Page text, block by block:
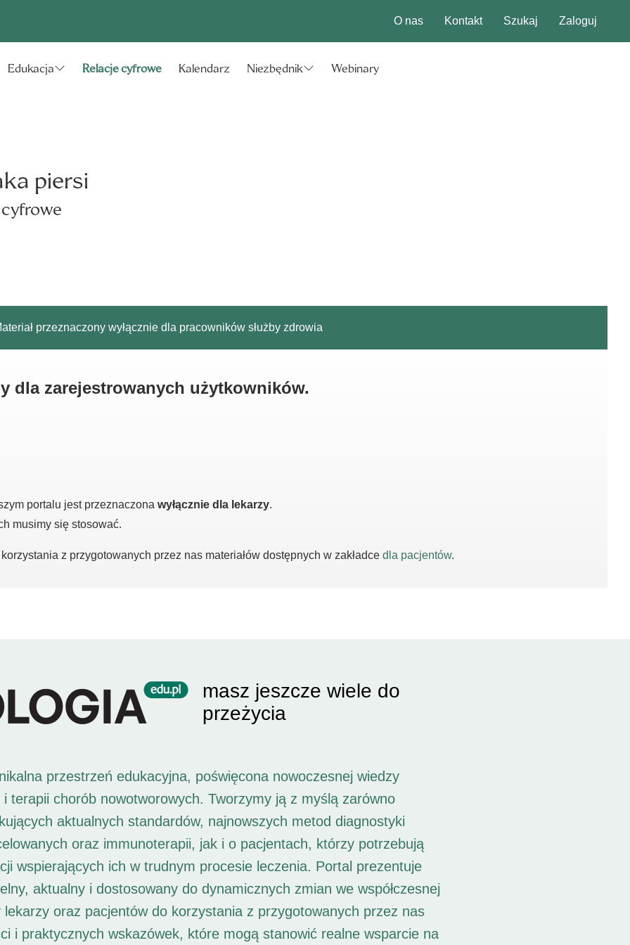
O nas Kontakt Szukaj Zaloguj
Edukacja Relacje cyfrowe Kalendarz Niezbędnik Webinary
piersi
przeznaczony wyłącznie dla pracowników służby zdrowia
dla zarejestrowanych użytkowników.
portalu jest przeznaczona wyłącznie dla lekarzy.
musimy się stosować.
z przygotowanych przez nas materiałów dostępnych w zakładce dla pacjentów.
masz jeszcze wiele do
przeżycia
przestrzeń edukacyjna, poświęcona nowoczesnej wiedzy
terapii chorób nowotworowych. Tworzymy ją z myślą zarówno
aktualnych standardów, najnowszych metod diagnostyki
oraz immunoterapii, jak i o pacjentach, którzy potrzebują
wspierających ich w trudnym procesie leczenia. Portal prezentuje
aktualny i dostosowany do dynamicznych zmian we współczesnej
oraz pacjentów do korzystania z przygotowanych przez nas
i praktycznych wskazówek, które mogą stanowić realne wsparcie na